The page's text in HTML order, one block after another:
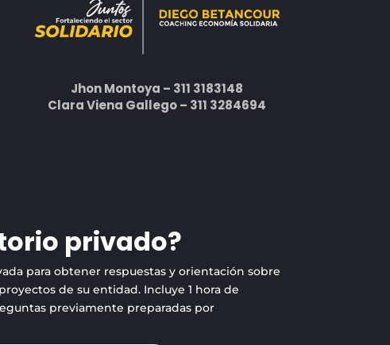
Jhon Montoya – 311 3183148
Clara Viena Gallego – 311 3284694
privado?
para obtener respuestas y orientación sobre
de su entidad. Incluye 1 hora de
previamente preparadas por